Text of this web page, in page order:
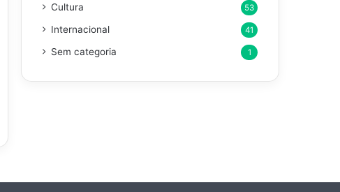
Cultura 53
Internacional 41
Sem categoria 1